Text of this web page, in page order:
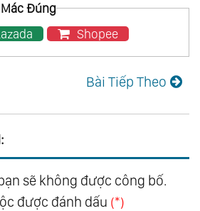
Mác Đúng
Shopee
Bài Tiếp Theo
sẽ không được công bố.
được đánh dấu (*)